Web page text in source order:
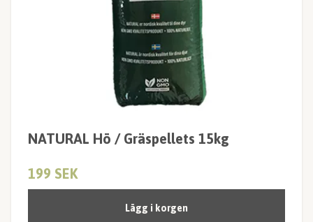
NATURAL Hö / Gräspellets 15kg
199 SEK
Lägg i korgen